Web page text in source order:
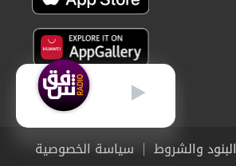
البنود والشروط سياسة الخصوصية
عربي